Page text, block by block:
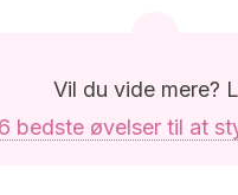
Vil du vide mere?
bedste øvelser til at